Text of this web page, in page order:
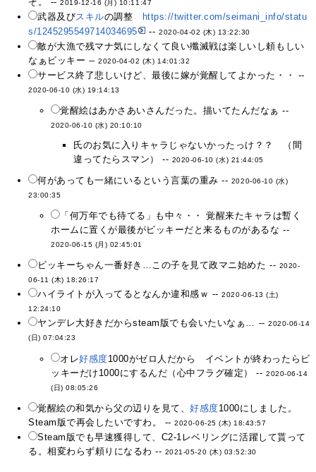
2019-12-16 (月) 10:11:47
武器及びスキルの調整
https://twitter.com/seimani_info/statu
s/1245295549714034695
--2020-04-02 (木) 13:22:30
敵が大漁で残マナ気にしなくて良い殲滅戦は楽しいし頼もしい
なぁビッキー --2020-04-02 (木) 14:01:32
サービス終了悲しいけど、最後に嫁が覚醒してよかった・・ --
2020-06-10 (水) 19:14:13
覚醒絵はあかさあいさんだった。描いてたんだなぁ --
2020-06-10 (水) 20:10:10
氏のお気に入りキャラじゃないかったっけ？？ （間
違ってたらスマン） -- 2020-06-10 (水) 21:44:05
何があっても一緒にいるという言葉の重み -- 2020-06-10 (水)
23:00:35
「何万年でも待てる」も中々・・ 覚醒来たキャラは暫く
ホームに置くが最後がビッキーだと来るものがあるな --
2020-06-15 (月) 02:45:01
ビッキーちゃん一番好き…この子を見て政マニ始めた -- 2020-
06-11 (木) 18:26:17
ハイライトが入ってるとなんか違和感ｗ --2020-06-13 (土)
12:24:10
ヤンデレ大好きだからsteam版でも会いたいなぁ… --2020-06-14
(日) 07:04:23
オレ好感度1000がゼロ人だから イベントが終わったらビ
ッキーだけ1000にするんだ（心中フラグ確定） --2020-06-14
(日) 08:05:26
覚醒絵の和気から父の辺りを見て、好感度1000にしました。
Steam版で再会したいですわ。 --2020-06-25 (木) 18:43:57
Steam版でも早速獲得して、C2-1レベリングに活躍して貰って
る。相変わらず頼りになるわ -- 2021-05-20 (木) 03:52:30